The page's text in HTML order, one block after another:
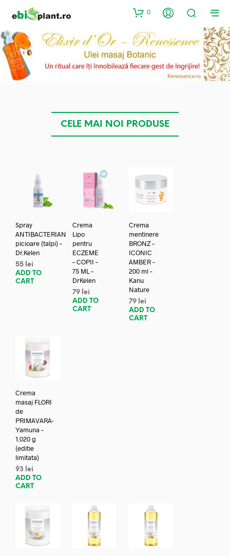
0
CELE MAI NOI PRODUSE
Spray
ANTIBACTERIAN
picioare (talpi) –
Dr.Kelen
55 lei
ADD TO
CART
Crema
Lipo
pentru
ECZEME
– COPII –
75 ML –
DrKelen
79 lei
ADD TO
CART
Crema
mentinere
BRONZ –
ICONIC
AMBER –
200 ml –
Kanu
Nature
79 lei
ADD TO
CART
Crema
masaj FLORI
de
PRIMAVARA-
Yamuna –
1.020 g
(editie
limitata)
93
lei
ADD TO
CART